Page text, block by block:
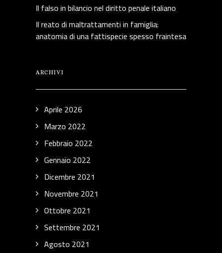
Il falso in bilancio nel diritto penale italiano
Il reato di maltrattamenti in famiglia:
anatomia di una fattispecie spesso fraintesa
ARCHIVI
Aprile 2026
Marzo 2022
Febbraio 2022
Gennaio 2022
Dicembre 2021
Novembre 2021
Ottobre 2021
Settembre 2021
Agosto 2021